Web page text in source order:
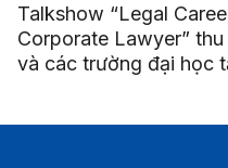
Talkshow “Legal
Corporate Lawyer”
và các trường đại học